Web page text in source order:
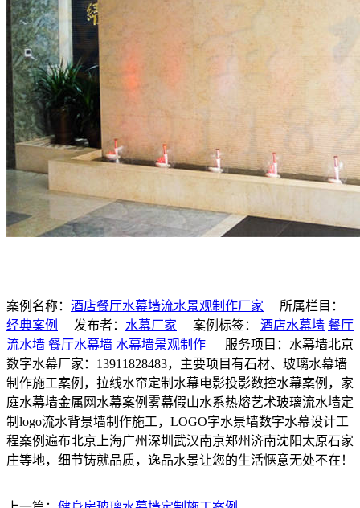
案例名称： 酒店餐厅水幕墙流水景观制作厂家 所属栏目：
经典案例
发布者： 水幕厂家 案例标签： 酒店水幕墙 餐厅
流水墙 餐厅水幕墙 水幕墙景观制作 服务项目：水幕墙北京
数字水幕厂家：13911828483，主要项目有石材、玻璃水幕墙
制作施工案例，拉线水帘定制水幕电影投影数控水幕案例，家
庭水幕墙金属网水幕案例雾幕假山水系热熔艺术玻璃流水墙定
制logo流水背景墙制作施工，LOGO字水景墙数字水幕设计工
程案例遍布北京上海广州深圳武汉南京郑州济南沈阳太原石家
庄等地，细节铸就品质，逸品水景让您的生活惬意无处不在！